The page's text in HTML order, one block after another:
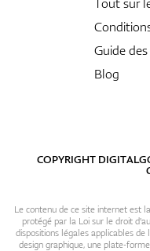
Guide
Blog
COPYRIGHT
Le contenu de ce site internet est
protégé par la Loi sur le droit
dispositions légales applicables
design graphique, une plate-